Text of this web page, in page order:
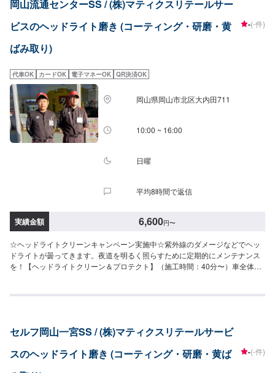
岡山流通センターSS / (株)マティクスリテールサー
ビスのヘッドライト磨き (コーティング・研磨・黄
ばみ取り)
-(-件)
代車OK カードOK 電子マネーOK QR決済OK
岡山県岡山市北区大内田711
10:00 ~ 16:00
日曜
平均8時間で返信
実績金額 6,600円〜
☆ヘッドライトクリーンキャンペーン実施中☆紫外線のダメージなどでヘッ
ドライトが曇ってきます。夜道を明るく照らすために定期的にメンテナンス
を！【ヘッドライトクリーン＆プロテクト】（施工時間：40分〜）車全体の
セルフ岡山一宮SS / (株)マティクスリテールサービ
スのヘッドライト磨き (コーティング・研磨・黄ば
-(-件)